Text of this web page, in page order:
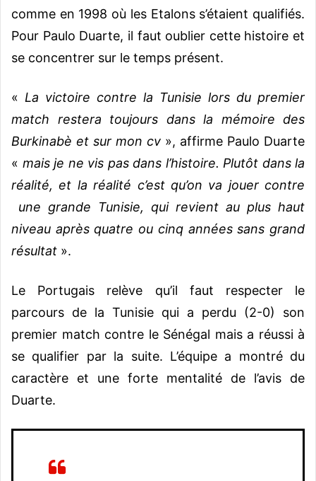
comme en 1998 où les Etalons s’étaient qualifiés.
Pour Paulo Duarte, il faut oublier cette histoire et
se concentrer sur le temps présent.
« La victoire contre la Tunisie lors du premier
match restera toujours dans la mémoire des
Burkinabè et sur mon cv », affirme Paulo Duarte
« mais je ne vis pas dans l’histoire. Plutôt dans la
réalité, et la réalité c’est qu’on va jouer contre
une grande Tunisie, qui revient au plus haut
niveau après quatre ou cinq années sans grand
résultat ».
Le Portugais relève qu’il faut respecter le
parcours de la Tunisie qui a perdu (2-0) son
premier match contre le Sénégal mais a réussi à
se qualifier par la suite. L’équipe a montré du
caractère et une forte mentalité de l’avis de
Duarte.